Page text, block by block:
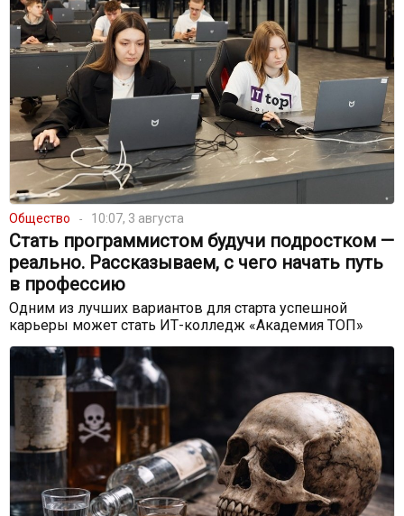
Общество 10:07, 3 августа
Стать программистом будучи подростком —
реально. Рассказываем, с чего начать путь
в профессию
Одним из лучших вариантов для старта успешной
карьеры может стать ИТ-колледж «Академия ТОП»